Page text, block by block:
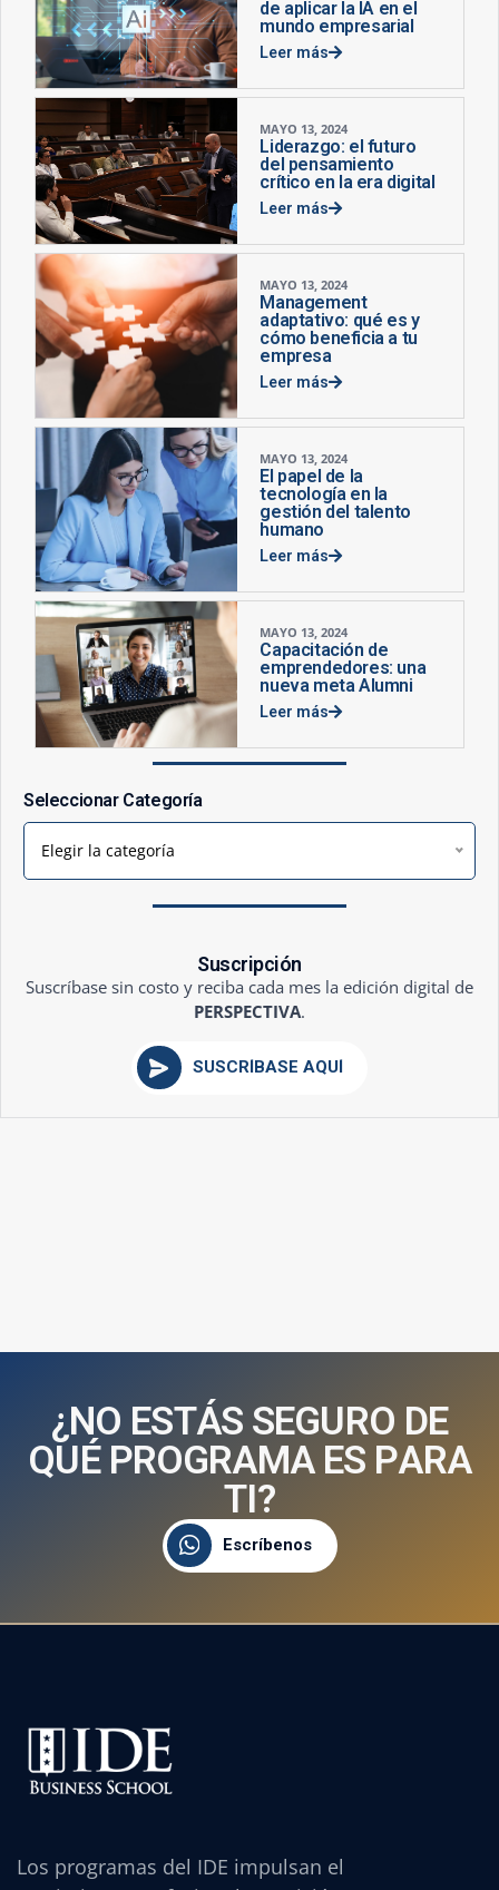
de aplicar la IA en el
mundo empresarial
Leer más
MAYO 13, 2024
Liderazgo: el futuro
del pensamiento
crítico en la era digital
Leer más
MAYO 13, 2024
Management
adaptativo: qué es y
cómo beneficia a tu
empresa
Leer más
MAYO 13, 2024
El papel de la
tecnología en la
gestión del talento
humano
Leer más
MAYO 13, 2024
Capacitación de
emprendedores: una
nueva meta Alumni
Leer más
Seleccionar Categoría
Elegir la categoría
Suscripción
Suscríbase sin costo y reciba cada mes la edición digital de
PERSPECTIVA.
SUSCRÍBASE AQUÍ
¿NO ESTÁS SEGURO DE
QUÉ PROGRAMA ES PARA
TI?
Escríbenos
Los programas del IDE impulsan el